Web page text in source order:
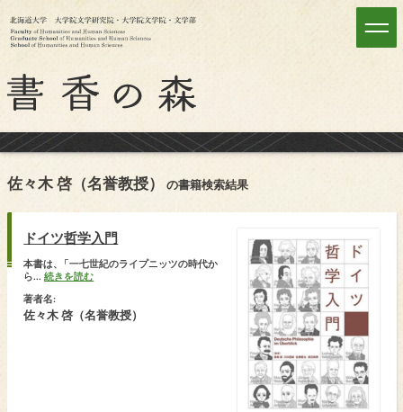
佐々木 啓（名誉教授） の書籍検索結果
ドイツ哲学入門
本書は
「一七世紀のライプニッツの時代か
ら...続きを読む
著者名:
佐々木 啓（名誉教授）